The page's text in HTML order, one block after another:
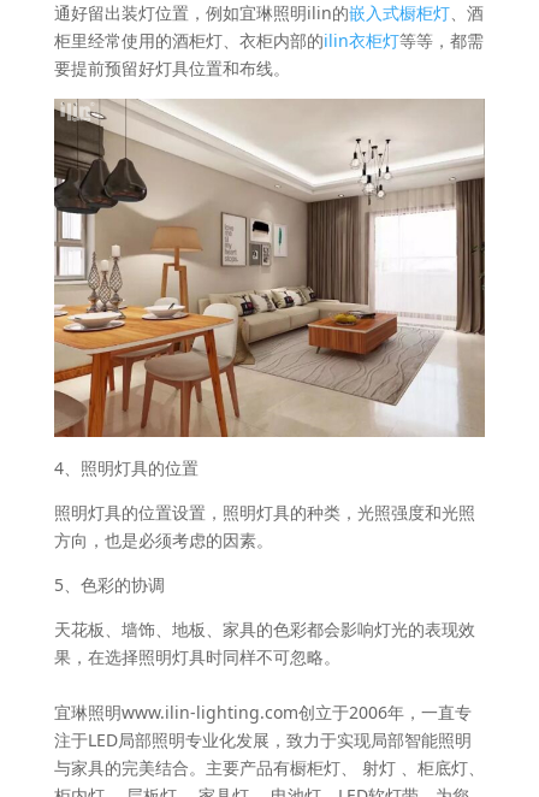
通好留出装灯位置，例如宜琳照明ilin的嵌入式橱柜灯、酒
柜里经常使用的酒柜灯、衣柜内部的ilin衣柜灯等等，都需
要提前预留好灯具位置和布线。
4、照明灯具的位置
照明灯具的位置设置，照明灯具的种类，光照强度和光照
方向，也是必须考虑的因素。
5、色彩的协调
天花板、墙饰、地板、家具的色彩都会影响灯光的表现效
果，在选择照明灯具时同样不可忽略。
宜琳照明www.ilin-lighting.com创立于2006年，一直专
注于LED局部照明专业化发展，致力于实现局部智能照明
与家具的完美结合。主要产品有橱柜灯、 射灯 、柜底灯、